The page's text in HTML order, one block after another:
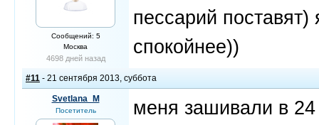
Сообщений: 5
Москва
4698 дней назад
пессарий
спокойнее))
#11 - 21 сентября 2013, суббота
Svetlana_M
Посетитель
меня зашивали в